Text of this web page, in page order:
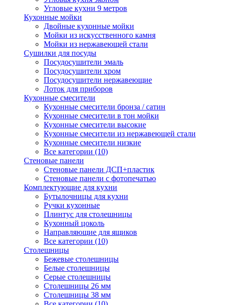
Угловые кухни 9 метров
Кухонные мойки
Двойные кухонные мойки
Мойки из искусственного камня
Мойки из нержавеющей стали
Сушилки для посуды
Посудосушители эмаль
Посудосушители хром
Посудосушители нержавеющие
Лоток для приборов
Кухонные смесители
Кухонные смесители бронза / сатин
Кухонные смесители в тон мойки
Кухонные смесители высокие
Кухонные смесители из нержавеющей стали
Кухонные смесители низкие
Все категории (10)
Стеновые панели
Стеновые панели ДСП+пластик
Стеновые панели с фотопечатью
Комплектующие для кухни
Бутылочницы для кухни
Ручки кухонные
Плинтус для столешницы
Кухонный цоколь
Направляющие для ящиков
Все категории (10)
Столешницы
Бежевые столешницы
Белые столешницы
Серые столешницы
Столешницы 26 мм
Столешницы 38 мм